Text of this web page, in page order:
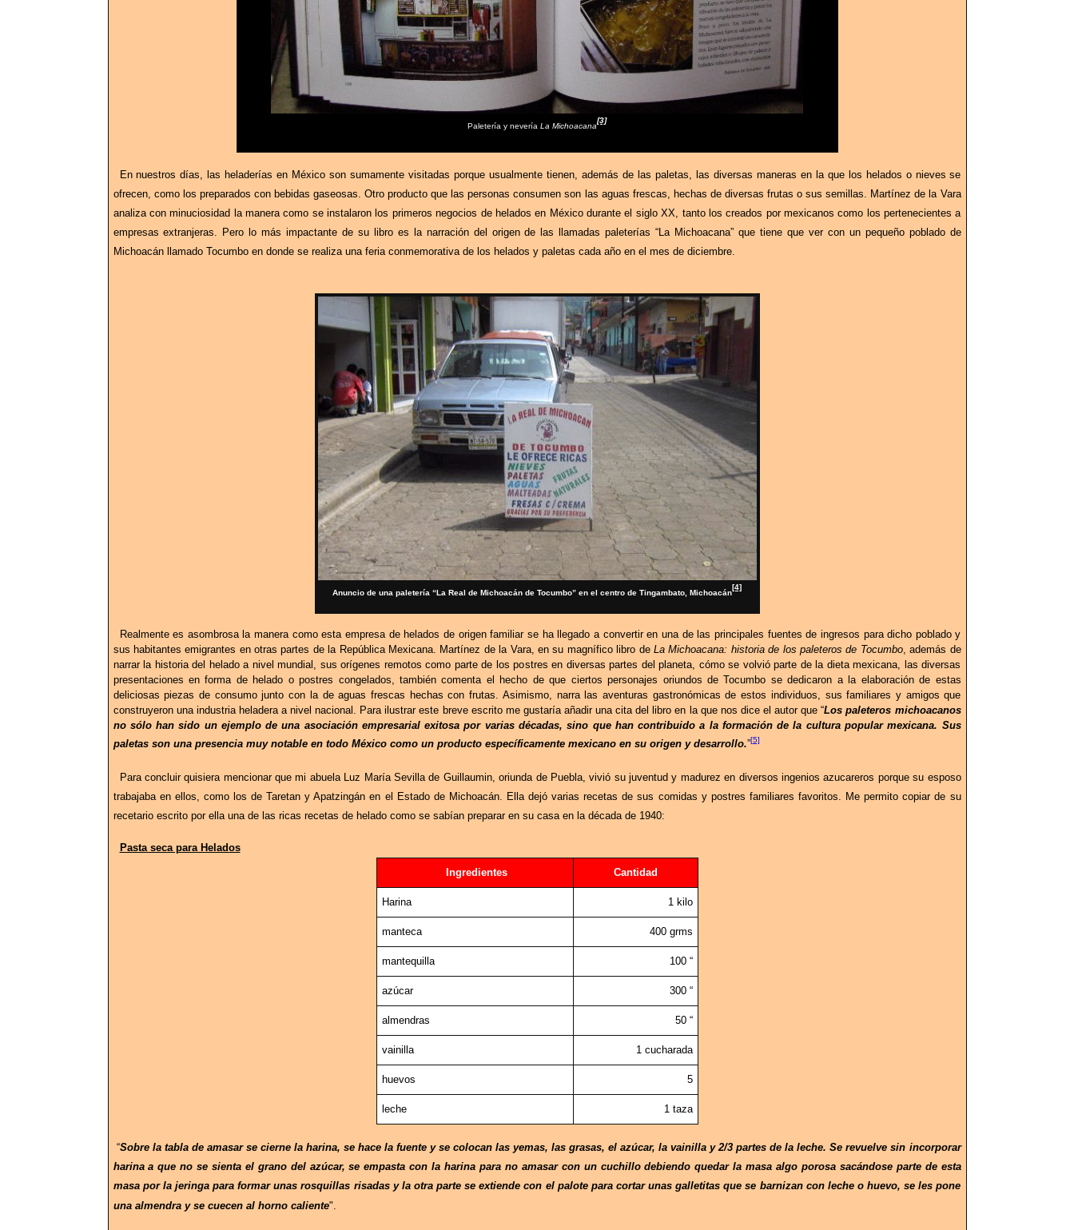
Paletería y nevería La Michoacana
[3]
En nuestros días, las heladerías en México son sumamente visitadas porque usualmente tienen, además de las paletas, las diversas maneras en la que los helados o nieves se
ofrecen, como los preparados con bebidas gaseosas. Otro producto que las personas consumen son las aguas frescas, hechas de diversas frutas o sus semillas. Martínez de la Vara
analiza con minuciosidad la manera como se instalaron los primeros negocios de helados en México durante el siglo XX, tanto los creados por mexicanos como los pertenecientes a
empresas extranjeras. Pero lo más impactante de su libro es la narración del origen de las llamadas paleterías “La Michoacana” que tiene que ver con un pequeño poblado de
Michoacán llamado Tocumbo en donde se realiza una feria conmemorativa de los helados y paletas cada año en el mes de diciembre.
Anuncio de una paletería “La Real de Michoacán de Tocumbo” en el centro de Tingambato, Michoacán
[4]
Realmente es asombrosa la manera como esta empresa de helados de origen familiar se ha llegado a convertir en una de las principales fuentes de ingresos para dicho poblado y
sus habitantes emigrantes en otras partes de la República Mexicana. Martínez de la Vara, en su magnífico libro de La Michoacana: historia de los paleteros de Tocumbo, además de
narrar la historia del helado a nivel mundial, sus orígenes remotos como parte de los postres en diversas partes del planeta, cómo se volvió parte de la dieta mexicana, las diversas
presentaciones en forma de helado o postres congelados, también comenta el hecho de que ciertos personajes oriundos de Tocumbo se dedicaron a la elaboración de estas
deliciosas piezas de consumo junto con la de aguas frescas hechas con frutas. Asimismo, narra las aventuras gastronómicas de estos individuos, sus familiares y amigos que
construyeron una industria heladera a nivel nacional. Para ilustrar este breve escrito me gustaría añadir una cita del libro en la que nos dice el autor que “Los paleteros michoacanos
no sólo han sido un ejemplo de una asociación empresarial exitosa por varias décadas, sino que han contribuido a la formación de la cultura popular mexicana. Sus
paletas son una presencia muy notable en todo México como un producto específicamente mexicano en su origen y desarrollo.”[5]
Para concluir quisiera mencionar que mi abuela Luz María Sevilla de Guillaumin, oriunda de Puebla, vivió su juventud y madurez en diversos ingenios azucareros porque su esposo
trabajaba en ellos, como los de Taretan y Apatzingán en el Estado de Michoacán. Ella dejó varias recetas de sus comidas y postres familiares favoritos. Me permito copiar de su
recetario escrito por ella una de las ricas recetas de helado como se sabían preparar en su casa en la década de 1940:
Pasta seca para Helados
Ingredientes Cantidad
Harina 1 kilo
manteca 400 grms
mantequilla 100 “
azúcar 300 “
almendras 50 “
vainilla 1 cucharada
huevos 5
leche 1 taza
“Sobre la tabla de amasar se cierne la harina, se hace la fuente y se colocan las yemas, las grasas, el azúcar, la vainilla y 2/3 partes de la leche. Se revuelve sin incorporar
harina a que no se sienta el grano del azúcar, se empasta con la harina para no amasar con un cuchillo debiendo quedar la masa algo porosa sacándose parte de esta
masa por la jeringa para formar unas rosquillas risadas y la otra parte se extiende con el palote para cortar unas galletitas que se barnizan con leche o huevo, se les pone
una almendra y se cuecen al horno caliente".